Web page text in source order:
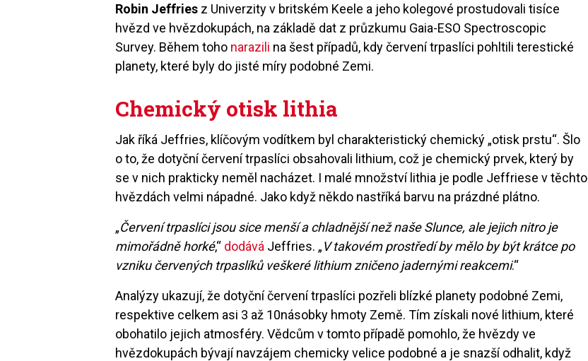
Robin Jeffries z Univerzity v britském Keele a jeho kolegové prostudovali tisíce
hvězd ve hvězdokupách, na základě dat z průzkumu Gaia-ESO Spectroscopic
Survey. Během toho narazili na šest případů, kdy červení trpaslíci pohltili terestické
planety, které byly do jisté míry podobné Zemi.
Chemický otisk lithia
Jak říká Jeffries, klíčovým vodítkem byl charakteristický chemický „otisk prstu“. Šlo
o to, že dotyční červení trpaslíci obsahovali lithium, což je chemický prvek, který by
se v nich prakticky neměl nacházet. I malé množství lithia je podle Jeffriese v těchto
hvězdách velmi nápadné. Jako když někdo nastříká barvu na prázdné plátno.
„Červení trpaslíci jsou sice menší a chladnější než naše Slunce, ale jejich nitro je
mimořádně horké,“ dodává Jeffries. „V takovém prostředí by mělo by být krátce po
vzniku červených trpaslíků veškeré lithium zničeno jadernými reakcemi.“
Analýzy ukazují, že dotyční červení trpaslíci pozřeli blízké planety podobné Zemi,
respektive celkem asi 3 až 10násobky hmoty Země. Tím získali nové lithium, které
obohatilo jejich atmosféry. Vědcům v tomto případě pomohlo, že hvězdy ve
hvězdokupách bývají navzájem chemicky velice podobné a je snazší odhalit, když